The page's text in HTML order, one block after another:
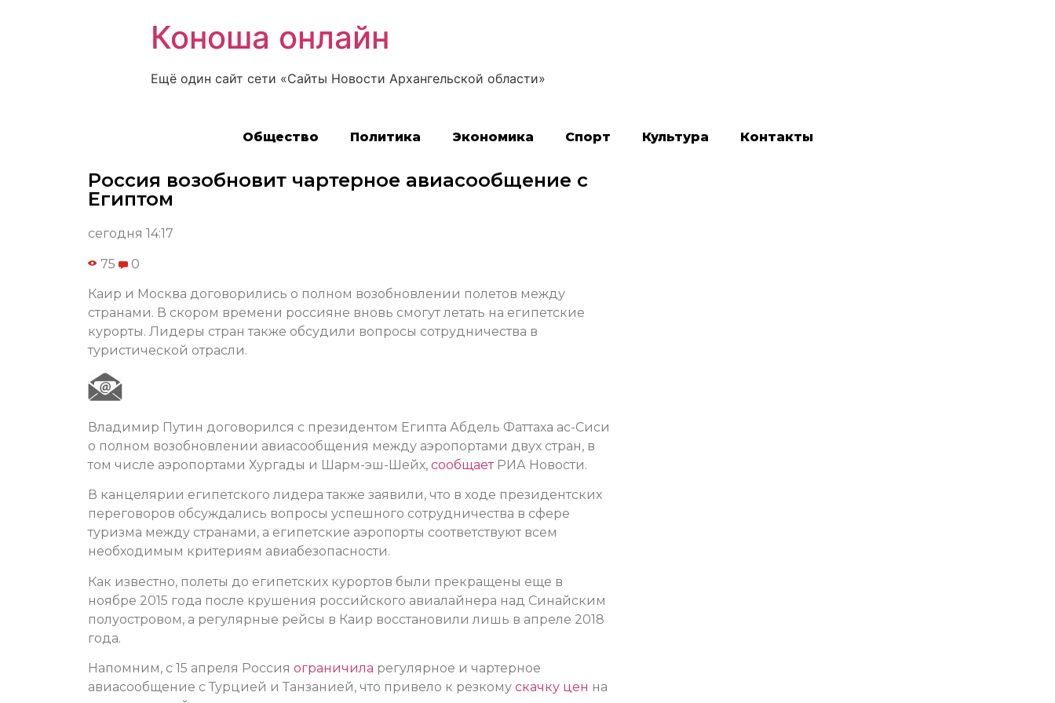
Коноша онлайн
Ещё один сайт сети «Сайты Новости Архангельской области»
Общество Политика Экономика Спорт Культура Контакты
Россия возобновит чартерное авиасообщение с
Египтом
сегодня 14:17
75 0
Каир и Москва договорились о полном возобновлении полетов между
странами. В скором времени россияне вновь смогут летать на египетские
курорты. Лидеры стран также обсудили вопросы сотрудничества в
туристической отрасли.
Владимир Путин договорился с президентом Египта Абдель Фаттаха ас-Сиси
о полном возобновлении авиасообщения между аэропортами двух стран, в
том числе аэропортами Хургады и Шарм-эш-Шейх, сообщаетРИА Новости.
В канцелярии египетского лидера также заявили, что в ходе президентских
переговоров обсуждались вопросы успешного сотрудничества в сфере
туризма между странами, а египетские аэропорты соответствуют всем
необходимым критериям авиабезопасности.
Как известно, полеты до египетских курортов были прекращены еще в
ноябре 2015 года после крушения российского авиалайнера над Синайским
полуостровом, а регулярные рейсы в Каир восстановили лишь в апреле 2018
года.
Напомним, с 15 апреля Россия ограничила регулярное и чартерное
авиасообщение с Турцией и Танзанией, что привело к резкому скачку цен на